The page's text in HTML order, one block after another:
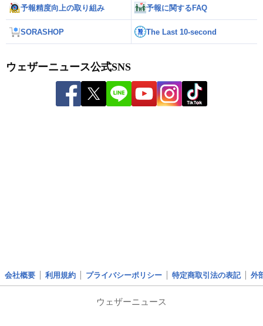
予報精度向上の取り組み 予報に関するFAQ
SORASHOP The Last 10-second
ウェザーニュース公式SNS
会社概要 利用規約 プライバシーポリシー 特定商取引法の表記 外
ウェザーニュース